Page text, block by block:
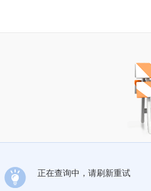
正在查询中，请刷新重试